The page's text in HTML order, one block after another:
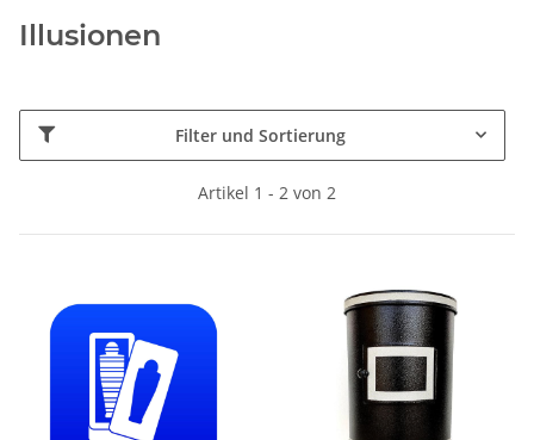
Illusionen
Filter und Sortierung
Artikel 1 - 2 von 2